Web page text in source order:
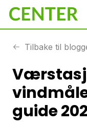
Tilbake til
guide